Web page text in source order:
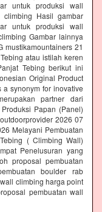
untuk produksi wall
Hasil gambar
untuk produksi wall
Gambar lainnya
mustikamountainers 21
atau istilah keren
Tebing berikut ini
Original Product
synonym for inovative
partner dari
Papan (Panel)
2026 07
Melayani Pembuatan
( Climbing Wall)
Penelusuran yang
proposal pembuatan
boulder rab
climbing harga point
pembuatan wall